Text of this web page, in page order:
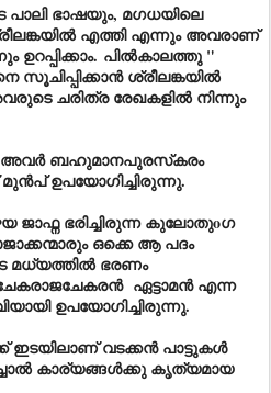
പാലി ഭാഷയും, മഗധയിലെ
എത്തി എന്നും അവരാണ്
ഉറപ്പിക്കാം. പിൽകാലത്തു "
സൂചിപ്പിക്കാൻ ശ്രീലങ്കയിൽ
ചരിത്ര രേഖകളിൽ നിന്നും
അവർ ബഹുമാനപുരസ്‌കരം
മുൻപ് ഉപയോഗിച്ചിരുന്നു.
ജാഫ്ന ഭരിച്ചിരുന്ന കുലോതുoഗ
ഒക്കെ ആ പദം
മധ്യത്തിൽ ഭരണം
ചേകരാജചേകരൻ ഏട്ടാമൻ എന്ന
ഉപയോഗിച്ചിരുന്നു.
ഇടയിലാണ് വടക്കൻ പാട്ടുകൾ
കാര്യങ്ങൾക്കു കൃത്യമായ